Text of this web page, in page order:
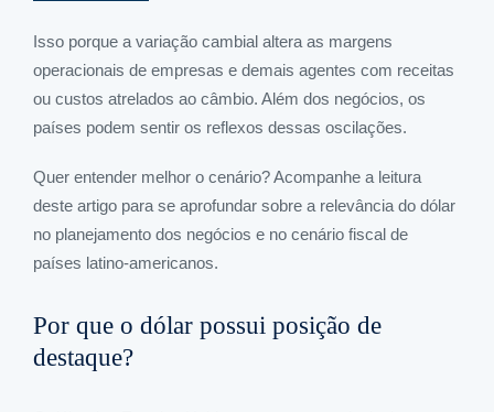
Isso porque a variação cambial altera as margens
operacionais de empresas e demais agentes com receitas
ou custos atrelados ao câmbio. Além dos negócios, os
países podem sentir os reflexos dessas oscilações.
Quer entender melhor o cenário? Acompanhe a leitura
deste artigo para se aprofundar sobre a relevância do dólar
no planejamento dos negócios e no cenário fiscal de
países latino-americanos.
Por que o dólar possui posição de
destaque?